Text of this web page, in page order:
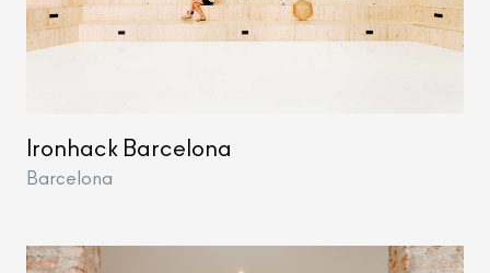
Ironhack Barcelona
Barcelona